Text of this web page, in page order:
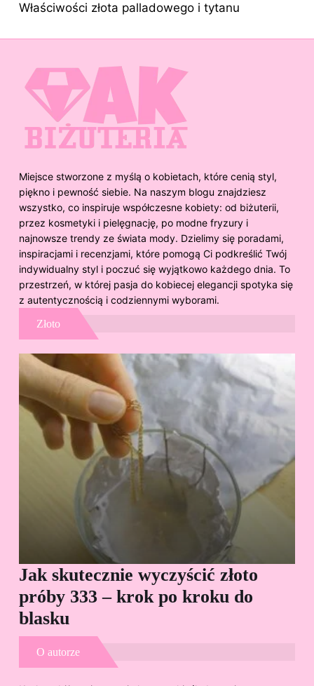
Właściwości złota palladowego i tytanu
Miejsce stworzone z myślą o kobietach, które cenią styl,
piękno i pewność siebie. Na naszym blogu znajdziesz
wszystko, co inspiruje współczesne kobiety: od biżuterii,
przez kosmetyki i pielęgnację, po modne fryzury i
najnowsze trendy ze świata mody. Dzielimy się poradami,
inspiracjami i recenzjami, które pomogą Ci podkreślić Twój
indywidualny styl i poczuć się wyjątkowo każdego dnia. To
przestrzeń, w której pasja do kobiecej elegancji spotyka się
z autentycznością i codziennymi wyborami.
Złoto
Jak skutecznie wyczyścić złoto
próby 333 – krok po kroku do
blasku
O autorze